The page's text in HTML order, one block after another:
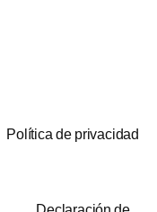
Política de privacidad